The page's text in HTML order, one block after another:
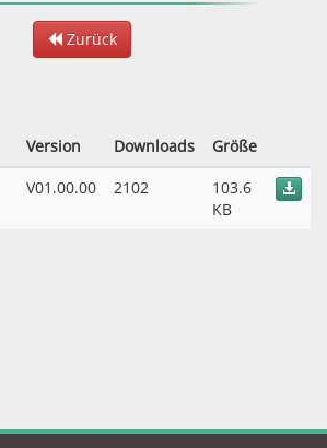
Zurück
Version Downloads Größe
V01.00.00 2102
103.6
KB